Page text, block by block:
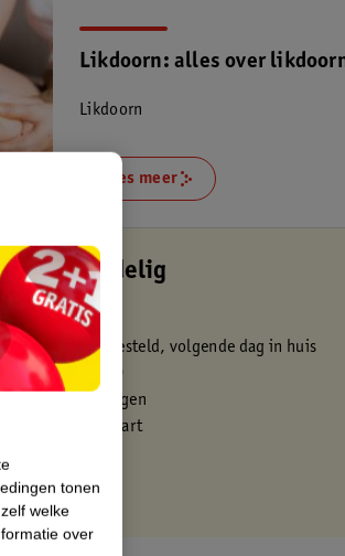
Likdoorn: alles over
Likdoorn
Lees meer
voordelig
in de winkel
voor 22:00 uur besteld, volgende dag in huis
vanaf 50.00
binnen 30 dagen
je Kruidvat kaart
tonen
welke
over